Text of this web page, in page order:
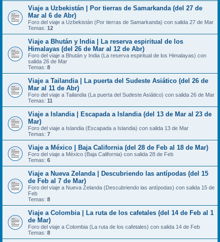
Viaje a Uzbekistán | Por tierras de Samarkanda (del 27 de
Mar al 6 de Abr)
Foro del viaje a Uzbekistán (Por tierras de Samarkanda) con salida 27 de Mar
Temas: 12
Viaje a Bhután y India | La reserva espiritual de los
Himalayas (del 26 de Mar al 12 de Abr)
Foro del viaje a Bhután y India (La reserva espiritual de los Himalayas) con
salida 26 de Mar
Temas: 8
Viaje a Tailandia | La puerta del Sudeste Asiático (del 26 de
Mar al 11 de Abr)
Foro del viaje a Tailandia (La puerta del Sudeste Asiático) con salida 26 de Mar
Temas: 11
Viaje a Islandia | Escapada a Islandia (del 13 de Mar al 23 de
Mar)
Foro del viaje a Islandia (Escapada a Islandia) con salida 13 de Mar
Temas: 7
Viaje a México | Baja California (del 28 de Feb al 18 de Mar)
Foro del viaje a México (Baja California) con salida 28 de Feb
Temas: 6
Viaje a Nueva Zelanda | Descubriendo las antípodas (del 15
de Feb al 7 de Mar)
Foro del viaje a Nueva Zelanda (Descubriendo las antípodas) con salida 15 de
Feb
Temas: 8
Viaje a Colombia | La ruta de los cafetales (del 14 de Feb al 1
de Mar)
Foro del viaje a Colombia (La ruta de los cafetales) con salida 14 de Feb
Temas: 8